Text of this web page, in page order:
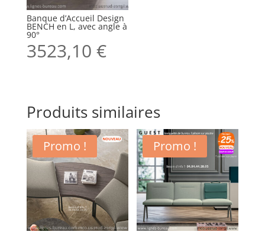
Banque d’Accueil Design
BENCH en L, avec angle à
90°
3523,10 €
Produits similaires
Promo ! Promo !